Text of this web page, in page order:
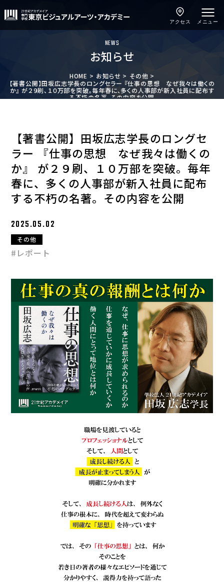
メニュー
アクセス
NEWS
お知らせ
HOME お知らせ
その他
【著書公開】田坂広志学長のロングセラー 『仕事の思想 なぜ我々は働くの
か』 が２９刷、１０万部を突破。毎年春に、多くの人事部が新入社員に配布す
る不朽の名著。その内容を公開
【著書公開】田坂広志学長のロングセ
ラー 『仕事の思想 なぜ我々は働くの
か』 が２９刷、１０万部を突破。毎年
春に、多くの人事部が新入社員に配布
する不朽の名著。その内容を公開
2025.05.02
その他
#レポート